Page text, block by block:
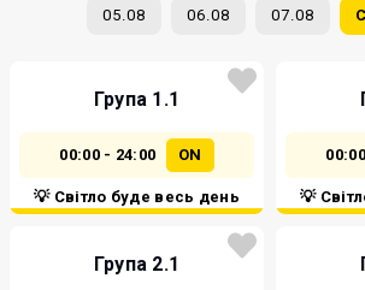
05.08 06.08 07.08
Група 1.1
00:00 - 24:00 ON
💡 Світло буде весь день 💡
Група 2.1